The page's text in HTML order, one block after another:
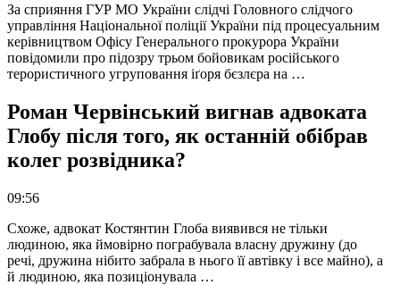
За сприяння ГУР МО України слідчі Головного слідчого
управління Національної поліції України під процесуальним
керівництвом Офісу Генерального прокурора України
повідомили про підозру трьом бойовикам російського
терористичного угруповання іґоря бєзлєра на …
Роман Червінський вигнав адвоката
Глобу після того, як останній обібрав
колег розвідника?
09:56
Схоже, адвокат Костянтин Глоба виявився не тільки
людиною, яка ймовірно пограбувала власну дружину (до
речі, дружина нібито забрала в нього її автівку і все майно), а
й людиною, яка позиціонувала …